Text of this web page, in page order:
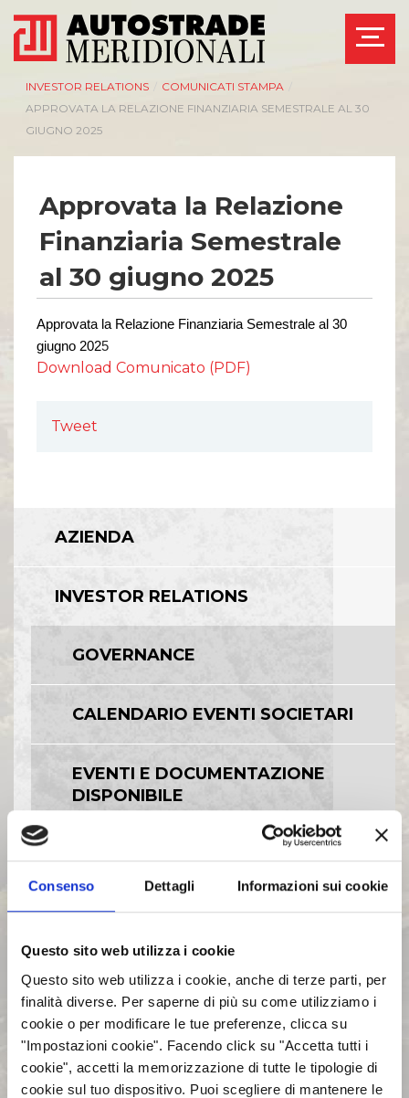
Consenso Dettagli Informazioni sui cookie
Questo sito web utilizza i cookie
Questo sito web utilizza i cookie, anche di terze parti, per
finalità diverse. Per saperne di più su come utilizziamo i
cookie o per modificare le tue preferenze, clicca su
"Impostazioni cookie". Facendo click su "Accetta tutti i
cookie", accetti la memorizzazione di tutte le tipologie di
cookie sul tuo dispositivo. Puoi scegliere di mantenere le
INVESTOR RELATIONS COMUNICATI STAMPA
APPROVATA LA RELAZIONE FINANZIARIA SEMESTRALE AL 30
GIUGNO 2025
Approvata la Relazione
Finanziaria Semestrale
al 30 giugno 2025
Approvata la Relazione Finanziaria Semestrale al 30
giugno 2025
Download Comunicato (PDF)
Tweet
AZIENDA
INVESTOR RELATIONS
GOVERNANCE
CALENDARIO EVENTI SOCIETARI
EVENTI E DOCUMENTAZIONE
DISPONIBILE
INTERMEDIE
COMUNICATI STAMPA
ARCHIVIO 2017